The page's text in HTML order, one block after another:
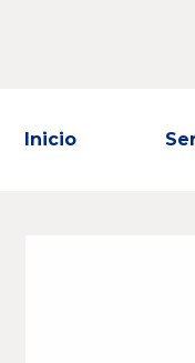
Inicio